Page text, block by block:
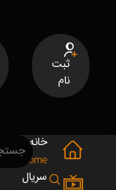
ثبت
نام
خانه
Home
سریال